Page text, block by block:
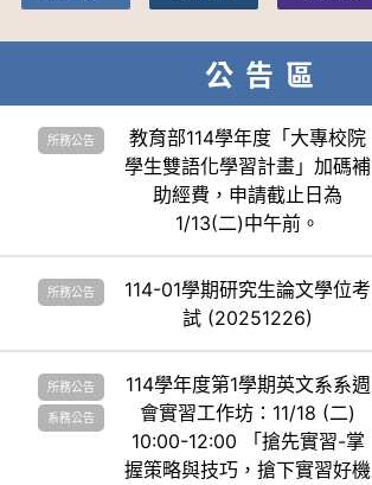
公告區
所務公告
教育部114學年度「大專校院
學生雙語化學習計畫」加碼補
助經費，申請截止日為
1/13(二)中午前。
所務公告
114-01學期研究生論文學位考
試 (20251226)
所務公告
系務公告
114學年度第1學期英文系系週
會實習工作坊：11/18 (二)
10:00-12:00 「搶先實習-掌
握策略與技巧，搶下實習好機